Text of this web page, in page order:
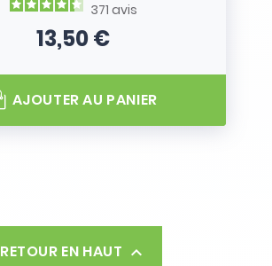
371 avis
Prix
13,50 €
AJOUTER AU PANIER
RETOUR EN HAUT 